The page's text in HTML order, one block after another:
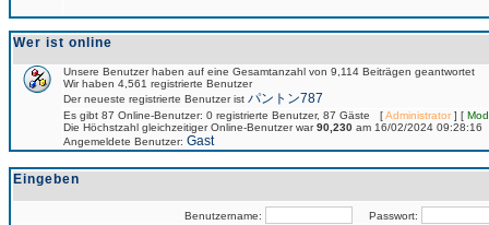
Wer ist online
Unsere Benutzer haben auf eine Gesamtanzahl von 9,114 Beiträgen geantwortet
Wir haben 4,561 registrierte Benutzer
Der neueste registrierte Benutzer ist パントン787
Es gibt 87 Online-Benutzer: 0 registrierte Benutzer, 87 Gäste [Administrator] [
Die Höchstzahl gleichzeitiger Online-Benutzer war90,230 am 16/02/2024 09:28:16
Angemeldete Benutzer: Gast
Eingeben
Benutzername:
Passwort: